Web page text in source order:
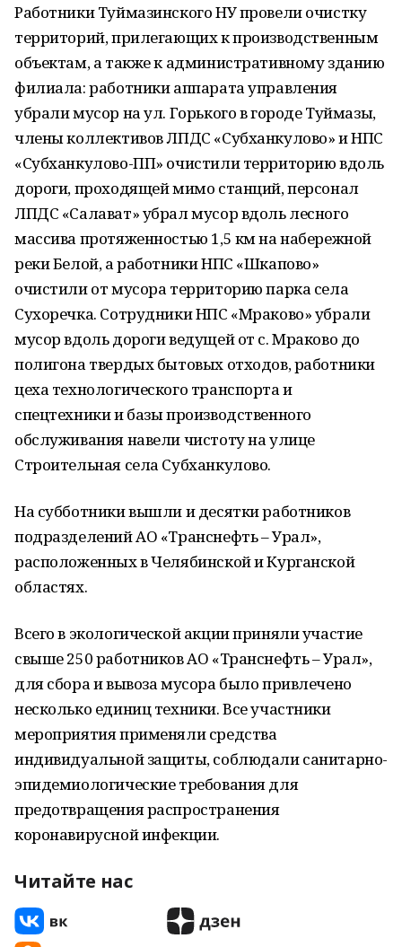
Работники Туймазинского НУ провели очистку
территорий, прилегающих к производственным
объектам, а также к административному зданию
филиала: работники аппарата управления
убрали мусор на ул. Горького в городе Туймазы,
члены коллективов ЛПДС «Субханкулово» и НПС
«Субханкулово-ПП» очистили территорию вдоль
дороги, проходящей мимо станций, персонал
ЛПДС «Салават» убрал мусор вдоль лесного
массива протяженностью 1,5 км на набережной
реки Белой, а работники НПС «Шкапово»
очистили от мусора территорию парка села
Сухоречка. Сотрудники НПС «Мраково» убрали
мусор вдоль дороги ведущей от с. Мраково до
полигона твердых бытовых отходов, работники
цеха технологического транспорта и
спецтехники и базы производственного
обслуживания навели чистоту на улице
Строительная села Субханкулово.
На субботники вышли и десятки работников
подразделений АО «Транснефть – Урал»,
расположенных в Челябинской и Курганской
областях.
Всего в экологической акции приняли участие
свыше 250 работников АО «Транснефть – Урал»,
для сбора и вывоза мусора было привлечено
несколько единиц техники. Все участники
мероприятия применяли средства
индивидуальной защиты, соблюдали санитарно-
эпидемиологические требования для
предотвращения распространения
коронавирусной инфекции.
Читайте нас